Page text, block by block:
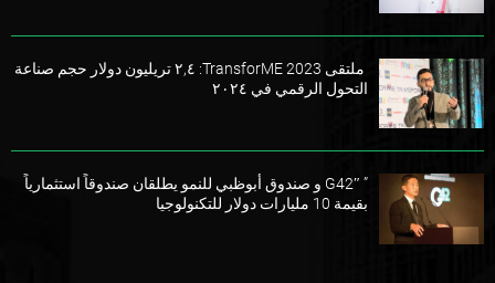
ملتقى TransforME 2023: ٢,٤ تريليون دولار حجم صناعة
التحول الرقمي في ٢٠٢٤
” G42″ و صندوق أبوظبي للنمو يطلقان صندوقاً استثمارياً
بقيمة 10 مليارات دولار للتكنولوجيا